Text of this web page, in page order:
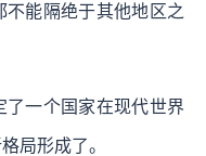
能隔绝于其他地区之
了一个国家在现代世界
局形成了。